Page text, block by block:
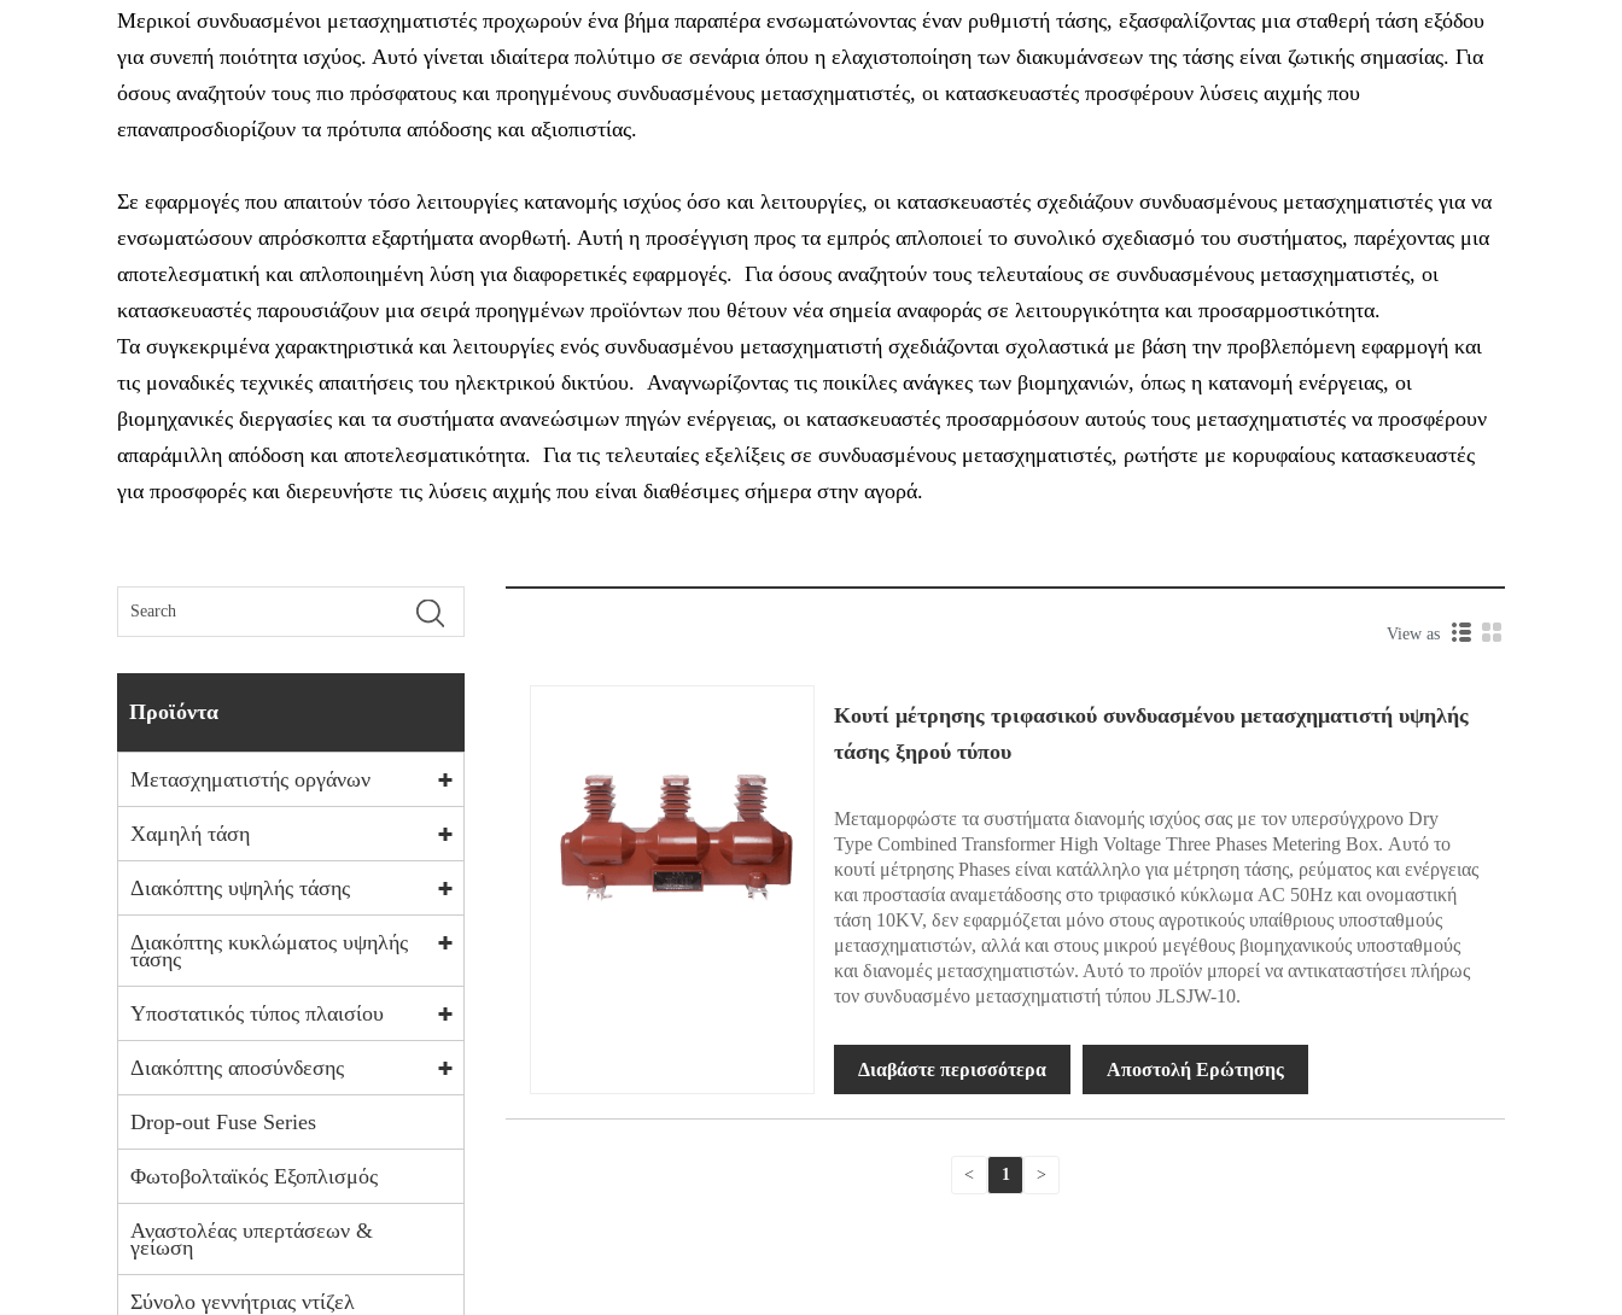
Μερικοί συνδυασμένοι μετασχηματιστές προχωρούν ένα βήμα παραπέρα ενσωματώνοντας έναν ρυθμιστή τάσης, εξασφαλίζοντας μια σταθερή τάση εξόδου
για συνεπή ποιότητα ισχύος. Αυτό γίνεται ιδιαίτερα πολύτιμο σε σενάρια όπου η ελαχιστοποίηση των διακυμάνσεων της τάσης είναι ζωτικής σημασίας. Για
όσους αναζητούν τους πιο πρόσφατους και προηγμένους συνδυασμένους μετασχηματιστές, οι κατασκευαστές προσφέρουν λύσεις αιχμής που
επαναπροσδιορίζουν τα πρότυπα απόδοσης και αξιοπιστίας.
Σε εφαρμογές που απαιτούν τόσο λειτουργίες κατανομής ισχύος όσο και λειτουργίες, οι κατασκευαστές σχεδιάζουν συνδυασμένους μετασχηματιστές για να
ενσωματώσουν απρόσκοπτα εξαρτήματα ανορθωτή. Αυτή η προσέγγιση προς τα εμπρός απλοποιεί το συνολικό σχεδιασμό του συστήματος, παρέχοντας μια
αποτελεσματική και απλοποιημένη λύση για διαφορετικές εφαρμογές. Για όσους αναζητούν τους τελευταίους σε συνδυασμένους μετασχηματιστές, οι
κατασκευαστές παρουσιάζουν μια σειρά προηγμένων προϊόντων που θέτουν νέα σημεία αναφοράς σε λειτουργικότητα και προσαρμοστικότητα.
Τα συγκεκριμένα χαρακτηριστικά και λειτουργίες ενός συνδυασμένου μετασχηματιστή σχεδιάζονται σχολαστικά με βάση την προβλεπόμενη εφαρμογή και
τις μοναδικές τεχνικές απαιτήσεις του ηλεκτρικού δικτύου. Αναγνωρίζοντας τις ποικίλες ανάγκες των βιομηχανιών, όπως η κατανομή ενέργειας, οι
βιομηχανικές διεργασίες και τα συστήματα ανανεώσιμων πηγών ενέργειας, οι κατασκευαστές προσαρμόσουν αυτούς τους μετασχηματιστές να προσφέρουν
απαράμιλλη απόδοση και αποτελεσματικότητα. Για τις τελευταίες εξελίξεις σε συνδυασμένους μετασχηματιστές, ρωτήστε με κορυφαίους κατασκευαστές
για προσφορές και διερευνήστε τις λύσεις αιχμής που είναι διαθέσιμες σήμερα στην αγορά.
Προϊόντα
Μετασχηματιστής οργάνων
Χαμηλή τάση
Διακόπτης υψηλής τάσης
Διακόπτης κυκλώματος υψηλής
τάσης
Υποστατικός τύπος πλαισίου
Διακόπτης αποσύνδεσης
Drop-out Fuse Series
Φωτοβολταϊκός Εξοπλισμός
Αναστολέας υπερτάσεων &
γείωση
Σύνολο γεννήτριας ντίζελ
View as
Κουτί μέτρησης τριφασικού συνδυασμένου μετασχηματιστή υψηλής
τάσης ξηρού τύπου
Μεταμορφώστε τα συστήματα διανομής ισχύος σας με τον υπερσύγχρονο Dry
Type Combined Transformer High Voltage Three Phases Metering Box. Αυτό το
κουτί μέτρησης Phases είναι κατάλληλο για μέτρηση τάσης, ρεύματος και ενέργειας
και προστασία αναμετάδοσης στο τριφασικό κύκλωμα AC 50Hz και ονομαστική
τάση 10KV, δεν εφαρμόζεται μόνο στους αγροτικούς υπαίθριους υποσταθμούς
μετασχηματιστών, αλλά και στους μικρού μεγέθους βιομηχανικούς υποσταθμούς
και διανομές μετασχηματιστών. Αυτό το προϊόν μπορεί να αντικαταστήσει πλήρως
τον συνδυασμένο μετασχηματιστή τύπου JLSJW-10.
Διαβάστε περισσότερα Αποστολή Ερώτησης
< 1 >